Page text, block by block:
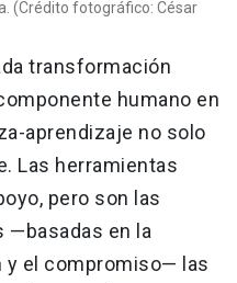
(Crédito fotográfico: César
transformación
humano en
aprendizaje no solo
Las herramientas
pero son las
—basadas en la
y el compromiso— las